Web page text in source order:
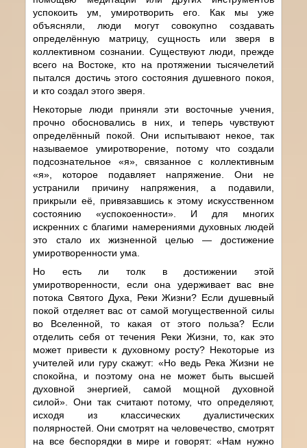
успокоить ум, умиротворить его. Как мы уже
объясняли, люди могут совокупно создавать
определённую матрицу, сущность или зверя в
коллективном сознании. Существуют люди, прежде
всего на Востоке, кто на протяжении тысячелетий
пытался достичь этого состояния душевного покоя,
и кто создал этого зверя.
Некоторые люди приняли эти восточные учения,
прочно обосновались в них, и теперь чувствуют
определённый покой. Они испытывают некое, так
называемое умиротворение, потому что создали
подсознательное «я», связанное с коллективным
«я», которое подавляет напряжение. Они не
устранили причину напряжения, а подавили,
прикрыли её, привязавшись к этому искусственном
состоянию «успокоенности». И для многих
искренних с благими намерениями духовных людей
это стало их жизненной целью — достижение
умиротворенности ума.
Но есть ли толк в достижении этой
умиротворенности, если она удерживает вас вне
потока Святого Духа, Реки Жизни? Если душевный
покой отделяет вас от самой могущественной силы
во Вселенной, то какая от этого польза? Если
отделить себя от течения Реки Жизни, то, как это
может привести к духовному росту? Некоторые из
учителей или гуру скажут: «Но ведь Река Жизни не
спокойна, и поэтому она не может быть высшей
духовной энергией, самой мощной духовной
силой». Они так считают потому, что определяют,
исходя из классических дуалистических
полярностей. Они смотрят на человечество, смотрят
на все беспорядки в мире и говорят: «Нам нужно